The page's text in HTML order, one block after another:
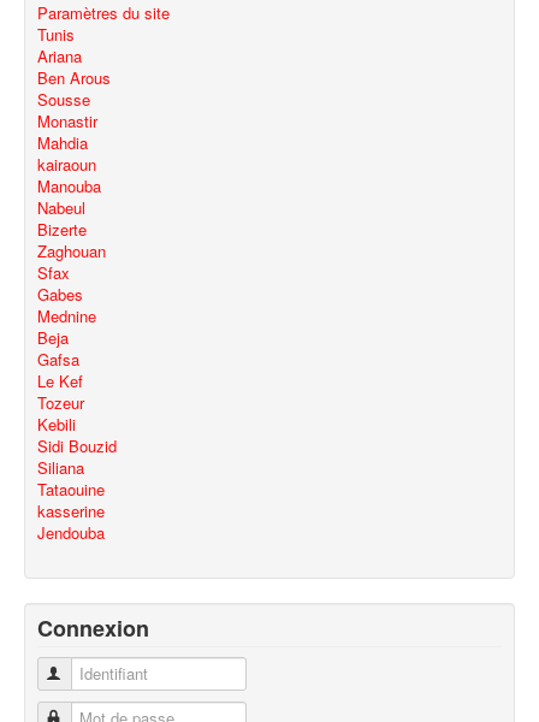
Paramètres du site
Tunis
Ariana
Ben Arous
Sousse
Monastir
Mahdia
kairaoun
Manouba
Nabeul
Bizerte
Zaghouan
Sfax
Gabes
Mednine
Beja
Gafsa
Le Kef
Tozeur
Kebili
Sidi Bouzid
Siliana
Tataouine
kasserine
Jendouba
Connexion
Identifiant